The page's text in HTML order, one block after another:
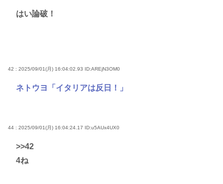
はい論破！
42 : 2025/09/01(月) 16:04:02.93 ID:AREjN3OM0
ネトウヨ「イタリアは反日！」
44 : 2025/09/01(月) 16:04:24.17 ID:u5AUx4UX0
>>42
4ね